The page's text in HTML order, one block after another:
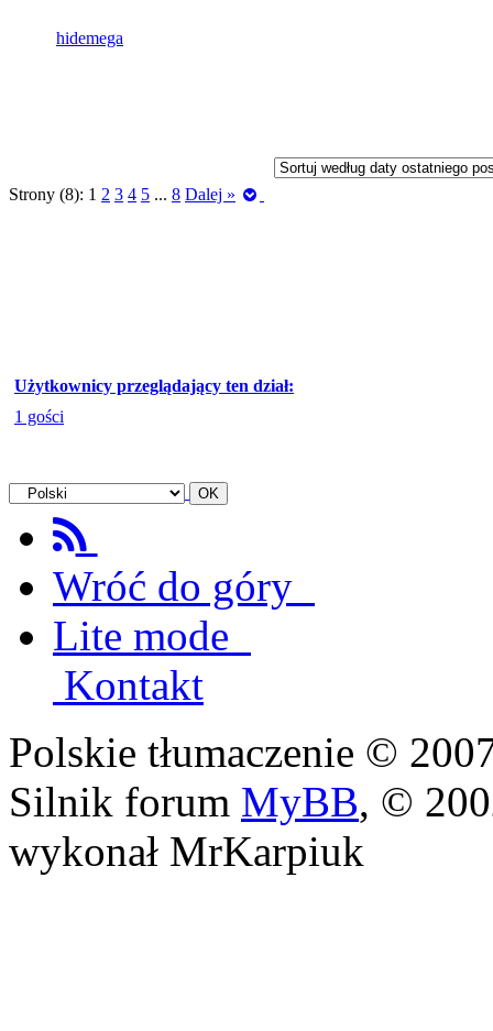
hidemega
Strony (8): 1 2 3 4 5 ... 8 Dalej »
Użytkownicy przeglądający ten dział:
1 gości
Wróć do góry
Lite mode
Kontakt
Polskie tłumaczenie ©
Silnik forum MyBB, ©
wykonał MrKarpiuk